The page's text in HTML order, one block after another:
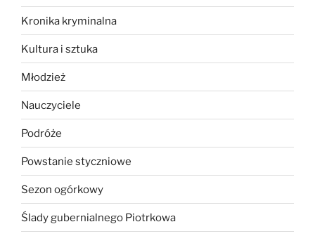
Kronika kryminalna
Kultura i sztuka
Młodzież
Nauczyciele
Podróże
Powstanie styczniowe
Sezon ogórkowy
Ślady gubernialnego Piotrkowa